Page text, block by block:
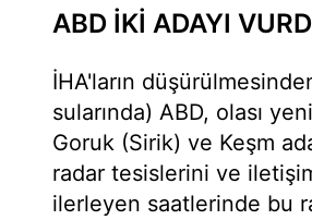
ABD İKİ ADAYI
İHA'ların
sularında) ABD, olası
Goruk (Sirik) ve Keşm
radar tesislerini ve
ilerleyen saatlerinde bu